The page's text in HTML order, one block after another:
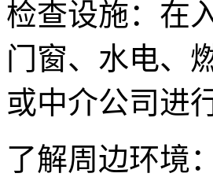
检查设施：在
门窗、水电、
或中介公司进
了解周边环境